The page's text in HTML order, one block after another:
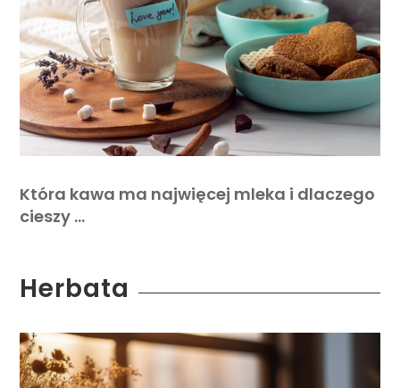
Która kawa ma najwięcej mleka i dlaczego
cieszy …
Herbata